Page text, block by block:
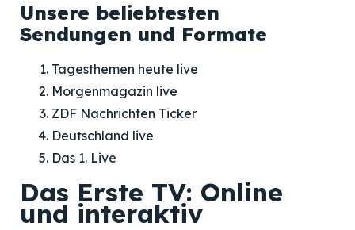
Unsere beliebtesten
Sendungen und Formate
Tagesthemen heute live
Morgenmagazin live
ZDF Nachrichten Ticker
Deutschland live
Das 1. Live
Das Erste TV: Online
und interaktiv